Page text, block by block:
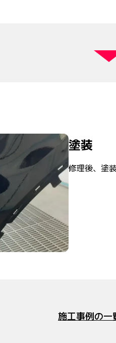
塗装
修理後、塗
施工事例の一